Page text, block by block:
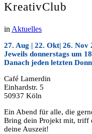
KreativClub
in Aktuelles
27. Aug | 22. Okt| 26. Nov
Jeweils donnerstags um
Danach jeden letzten
Café Lamerdin
Einhardstr. 5
50937 Köln
Ein Abend für alle, die
Bring dein Projekt mit, triff
deine Auszeit!